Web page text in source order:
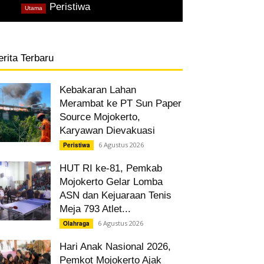
Peristiwa,
Utama
Terbaru
Kebakaran Lahan
Merambat ke PT Sun Paper
Source Mojokerto,
Karyawan Dievakuasi
Peristiwa 6 Agustus 2026
HUT RI ke-81, Pemkab
Mojokerto Gelar Lomba
ASN dan Kejuaraan Tenis
Meja 793 Atlet...
Olahraga 6 Agustus 2026
Hari Anak Nasional 2026,
Pemkot Mojokerto Ajak